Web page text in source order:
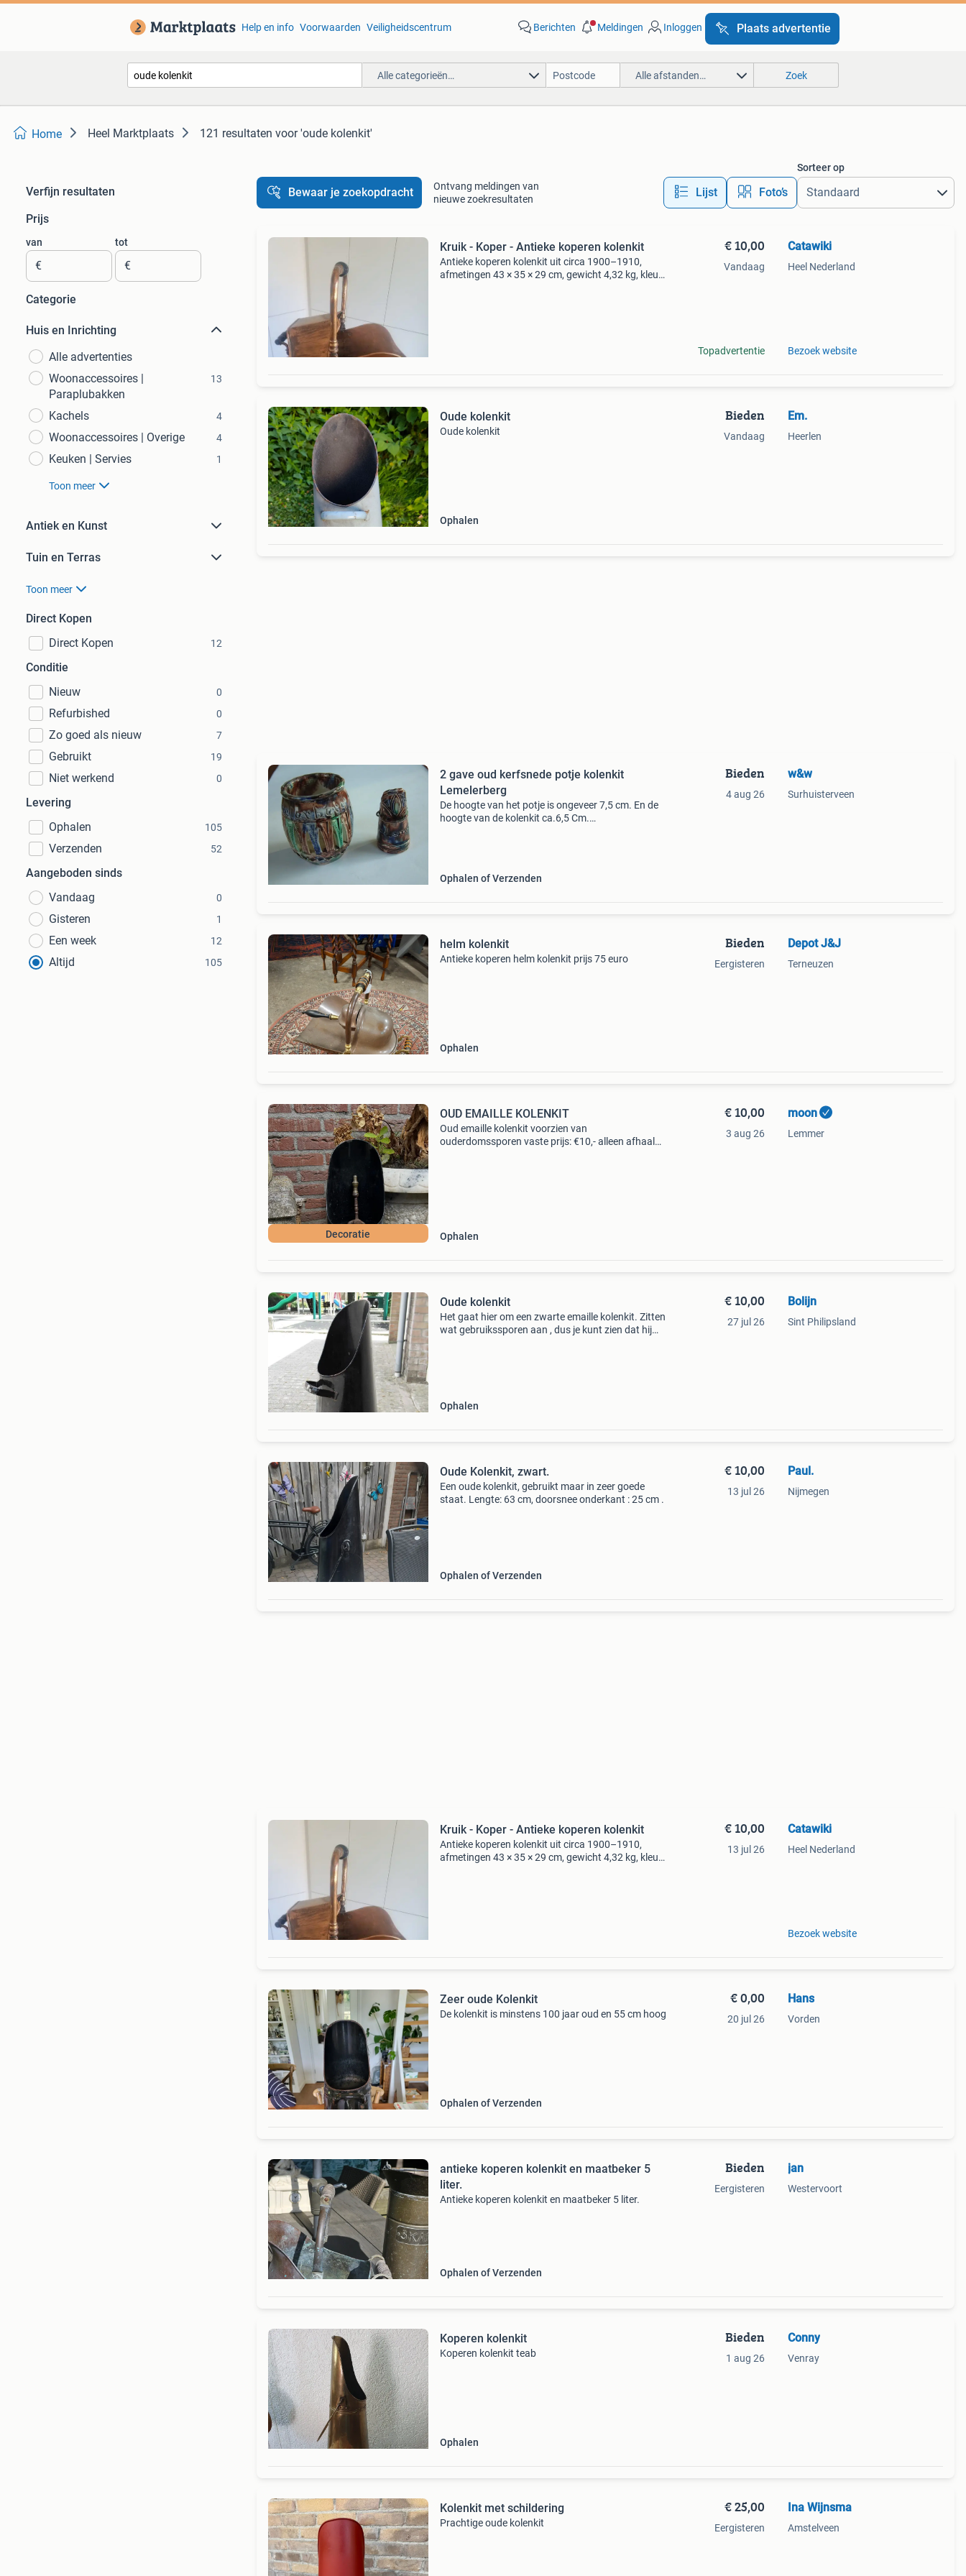
Help en info Voorwaarden Veiligheidscentrum Berichten Meldingen Inloggen Plaats advertentie
Alle categorieën… Alle afstanden… Zoek
Home Heel Marktplaats 121 resultaten voor 'oude kolenkit'
Verfijn resultaten
Prijs
van
€
tot
€
Categorie
Huis en Inrichting
Alle advertenties
Woonaccessoires |
Paraplubakken
13
Kachels 4
Woonaccessoires | Overige 4
Keuken | Servies 1
Toon meer
Antiek en Kunst
Tuin en Terras
Toon meer
Direct Kopen
Direct Kopen
12
Conditie
Nieuw
0
Refurbished 0
Zo goed als nieuw 7
Gebruikt 19
Niet werkend 0
Levering
Ophalen
105
Verzenden 52
Aangeboden sinds
Vandaag
0
Gisteren 1
Een week 12
Altijd 105
Bewaar je zoekopdracht
Ontvang meldingen van
nieuwe zoekresultaten
Lijst Foto’s
Sorteer op
Kruik - Koper - Antieke koperen kolenkit
Antieke koperen kolenkit uit circa 1900–1910,
afmetingen 43 × 35 × 29 cm, gewicht 4,32 kg, kleur
€ 10,00
Vandaag
Topadvertentie
Catawiki
Heel Nederland
Bezoek website
Oude kolenkit
Oude kolenkit
Ophalen
Bieden
Vandaag
Em.
Heerlen
2 gave oud kerfsnede potje kolenkit
Lemelerberg
De hoogte van het potje is ongeveer 7,5 cm. En de
hoogte van de kolenkit ca.6,5 Cm.
Ophalen of Verzenden
Bieden
4 aug 26
w&w
Surhuisterveen
helm kolenkit
Antieke koperen helm kolenkit prijs 75 euro
Ophalen
Bieden
Eergisteren
Depot J&J
Terneuzen
Decoratie
OUD EMAILLE KOLENKIT
Oud emaille kolenkit voorzien van
ouderdomssporen vaste prijs: €10,- alleen afhaal
Ophalen
€ 10,00
3 aug 26
moon
Lemmer
Oude kolenkit
Het gaat hier om een zwarte emaille kolenkit. Zitten
wat gebruikssporen aan , dus je kunt zien dat hij
Ophalen
€ 10,00
27 jul 26
Bolijn
Sint Philipsland
Oude Kolenkit, zwart.
Een oude kolenkit, gebruikt maar in zeer goede
staat. Lengte: 63 cm, doorsnee onderkant : 25 cm .
Ophalen of Verzenden
€ 10,00
13 jul 26
Paul.
Nijmegen
Kruik - Koper - Antieke koperen kolenkit
Antieke koperen kolenkit uit circa 1900–1910,
afmetingen 43 × 35 × 29 cm, gewicht 4,32 kg, kleur
€ 10,00
13 jul 26
Catawiki
Heel Nederland
Bezoek website
Zeer oude Kolenkit
De kolenkit is minstens 100 jaar oud en 55 cm hoog
Ophalen of Verzenden
€ 0,00
20 jul 26
Hans
Vorden
antieke koperen kolenkit en maatbeker 5
liter.
Antieke koperen kolenkit en maatbeker 5 liter.
Ophalen of Verzenden
Bieden
Eergisteren
jan
Westervoort
Koperen kolenkit
Koperen kolenkit teab
Ophalen
Bieden
1 aug 26
Conny
Venray
Kolenkit met schildering
Prachtige oude kolenkit
€ 25,00
Eergisteren
Ina Wijnsma
Amstelveen